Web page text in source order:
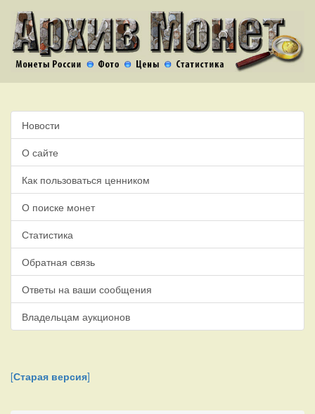
Новости
О сайте
Как пользоваться ценником
О поиске монет
Статистика
Обратная связь
Ответы на ваши сообщения
Владельцам аукционов
[Старая версия]